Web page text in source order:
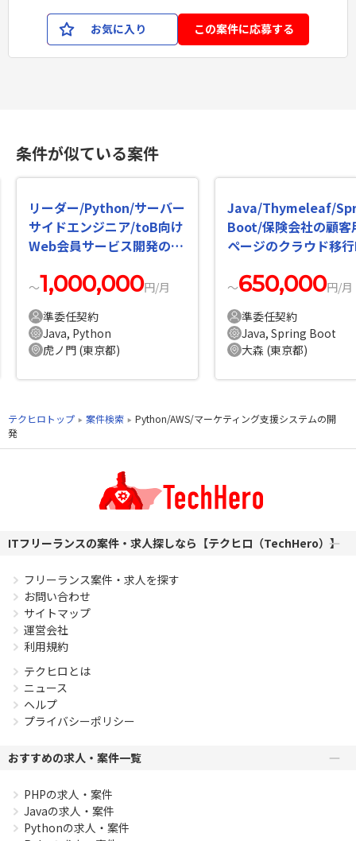
お気に入り この案件に応募する
条件が似ている案件
リーダー/Python/サーバー
サイドエンジニア/toB向け
Web会員サービス開発の案
〜1,000,000円/月
準委任契約
Java, Python
虎ノ門 (東京都)
Java/Thymeleaf/
Boot/保険会社の顧客
ページのクラウド移
〜650,000円/月
準委任契約
Java, Spring Boot
大森 (東京都)
テクヒロトップ 案件検索
Python/AWS/マーケティング支援システムの開
発
ITフリーランスの案件・求人探しなら【テクヒロ（TechHero）】
フリーランス案件・求人を探す
お問い合わせ
サイトマップ
運営会社
利用規約
テクヒロとは
ニュース
ヘルプ
プライバシーポリシー
おすすめの求人・案件一覧
PHPの求人・案件
Javaの求人・案件
Pythonの求人・案件